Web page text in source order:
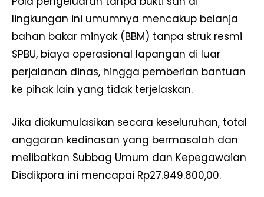
lingkungan ini umumnya mencakup belanja
bahan bakar minyak (BBM) tanpa struk resmi
SPBU, biaya operasional lapangan di luar
perjalanan dinas, hingga pemberian bantuan
ke pihak lain yang tidak terjelaskan.
Jika diakumulasikan secara keseluruhan, total
anggaran kedinasan yang bermasalah dan
melibatkan Subbag Umum dan Kepegawaian
Disdikpora ini mencapai Rp27.949.800,00.